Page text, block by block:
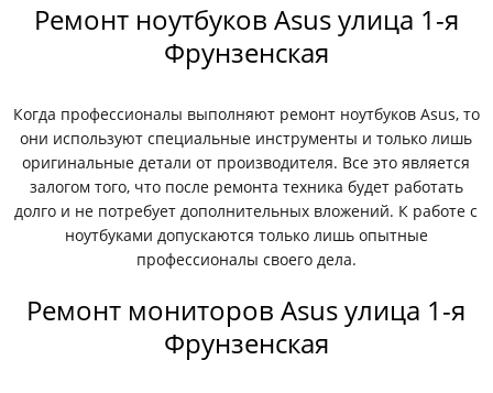
Ремонт ноутбуков Asus улица 1-я
Фрунзенская
Когда профессионалы выполняют ремонт ноутбуков Asus, то
они используют специальные инструменты и только лишь
оригинальные детали от производителя. Все это является
залогом того, что после ремонта техника будет работать
долго и не потребует дополнительных вложений. К работе с
ноутбуками допускаются только лишь опытные
профессионалы своего дела.
Ремонт мониторов Asus улица 1-я
Фрунзенская